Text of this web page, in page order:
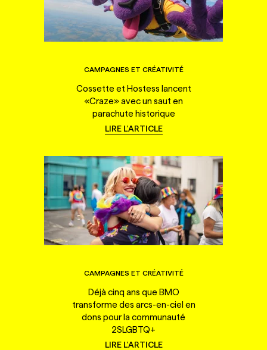
CAMPAGNES ET CRÉATIVITÉ
Cossette et Hostess lancent
«Craze» avec un saut en
parachute historique
LIRE L'ARTICLE
CAMPAGNES ET CRÉATIVITÉ
Déjà cinq ans que BMO
transforme des arcs-en-ciel en
dons pour la communauté
2SLGBTQ+
LIRE L'ARTICLE